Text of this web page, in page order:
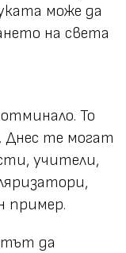
може да
на света
То
Днес те могат
учители,
пример.
да